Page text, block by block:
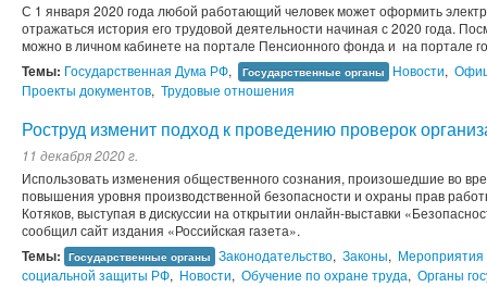
С 1 января 2020 года любой работающий человек может оформить
отражаться история его трудовой деятельности начиная с 2020 года.
можно в личном кабинете на портале Пенсионного фонда и на портале
Темы: Государственная Дума РФ, Государственные органы Новости,
Проекты документов, Трудовые отношения
Роструд изменит подход к проведению проверок
11 декабря 2020 г.
Использовать изменения общественного сознания, произошедшие во
повышения уровня производственной безопасности и охраны прав
Котяков, выступая в дискуссии на открытии онлайн-выставки
сообщил сайт издания «Российская газета».
Темы: Государственные органы Законодательство, Законы, Мероприятия
социальной защиты РФ, Новости, Обучение по охране труда, Органы